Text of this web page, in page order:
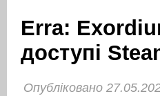
Erra:
доступі
Опубліковано